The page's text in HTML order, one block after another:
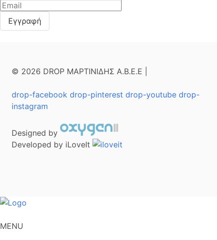
© 2026 DROP ΜΑΡΤΙΝΙΔΗΣ Α.Β.Ε.Ε |
drop-facebook drop-pinterest drop-youtube drop-
instagram
Designed by
Developed by iLoveIt
MENU